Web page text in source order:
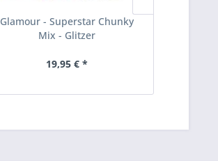
Glamour - Superstar Chunky
Mix - Glitzer
19,95 € *